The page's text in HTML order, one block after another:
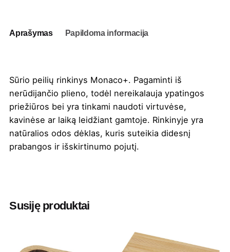
Aprašymas Papildoma informacija
Sūrio peilių rinkinys Monaco+. Pagaminti iš
nerūdijančio plieno, todėl nereikalauja ypatingos
priežiūros bei yra tinkami naudoti virtuvėse,
kavinėse ar laiką leidžiant gamtoje. Rinkinyje yra
natūralios odos dėklas, kuris suteikia didesnį
prabangos ir išskirtinumo pojutį.
Plotis
Susiję produktai